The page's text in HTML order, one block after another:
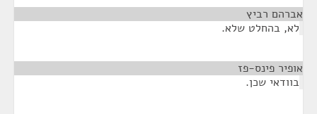
אברהם רביץ
לא, בהחלט שלא.
אופיר פינס-פז
בוודאי שכן.